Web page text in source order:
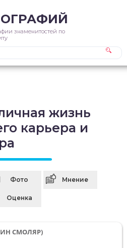
знаменитостей по
жизнь
карьера и
Фото Мнение
Оценка
СМОЛЯР)